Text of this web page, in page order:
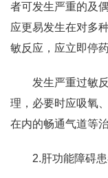
者可发生严重的及
应更易发生在对多
敏反应，应立即停
发生严重过敏
理，必要时应吸氧
在内的畅通气道等
2.肝功能障碍